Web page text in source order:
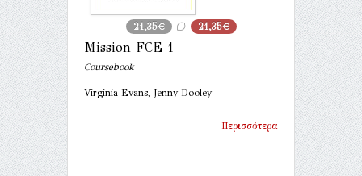
21,35€ 21,35€
Mission FCE 1
Coursebook
Virginia Evans, Jenny Dooley
Περισσότερα